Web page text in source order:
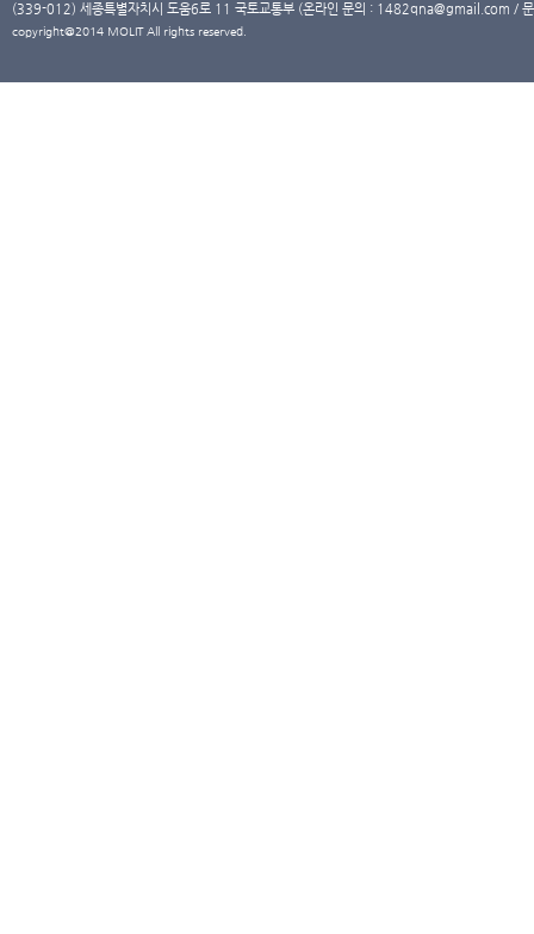
(339-012) 세종특별자치시 도움6로 11 국토교통부 (온라인 문의 : 1482qna@gmail.com /
copyright@2014 MOLIT All rights reserved.